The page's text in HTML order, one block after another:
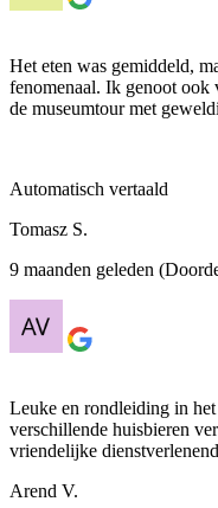
Het eten was gemiddeld,
fenomenaal. Ik genoot ook
de museumtour met
Automatisch vertaald
Tomasz S.
9 maanden geleden
Leuke en rondleiding in
verschillende huisbieren
vriendelijke
Arend V.